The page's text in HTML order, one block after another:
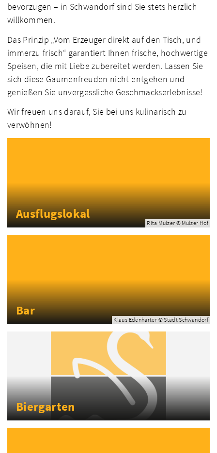
bevorzugen – in Schwandorf sind Sie stets herzlich
willkommen.
Das Prinzip „Vom Erzeuger direkt auf den Tisch, und
immerzu frisch“ garantiert Ihnen frische, hochwertige
Speisen, die mit Liebe zubereitet werden. Lassen Sie
sich diese Gaumenfreuden nicht entgehen und
genießen Sie unvergessliche Geschmackserlebnisse!
Wir freuen uns darauf, Sie bei uns kulinarisch zu
verwöhnen!
Rita Mulzer © Mulzer Hof
Ausflugslokal
Klaus Edenharter © Stadt Schwandorf
Bar
Biergarten